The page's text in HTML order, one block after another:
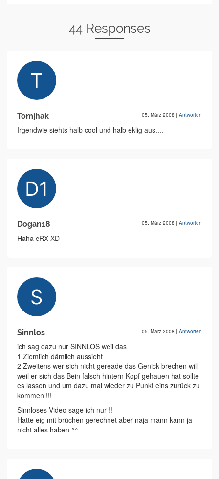
44 Responses
Tomjhak 05. März 2008 | Antworten
Irgendwie siehts halb cool und halb eklig aus....
Dogan18 05. März 2008 | Antworten
Haha cRX XD
Sinnlos 05. März 2008 | Antworten
ich sag dazu nur SINNLOS weil das
1.Ziemlich dämlich aussieht
2.Zweitens wer sich nicht gereade das Genick brechen will
weil er sich das Bein falsch hintern Kopf gehauen hat sollte
es lassen und um dazu mal wieder zu Punkt eins zurück zu
kommen !!!
Sinnloses Video sage ich nur !!
Hatte eig mit brüchen gerechnet aber naja mann kann ja
nicht alles haben ^^